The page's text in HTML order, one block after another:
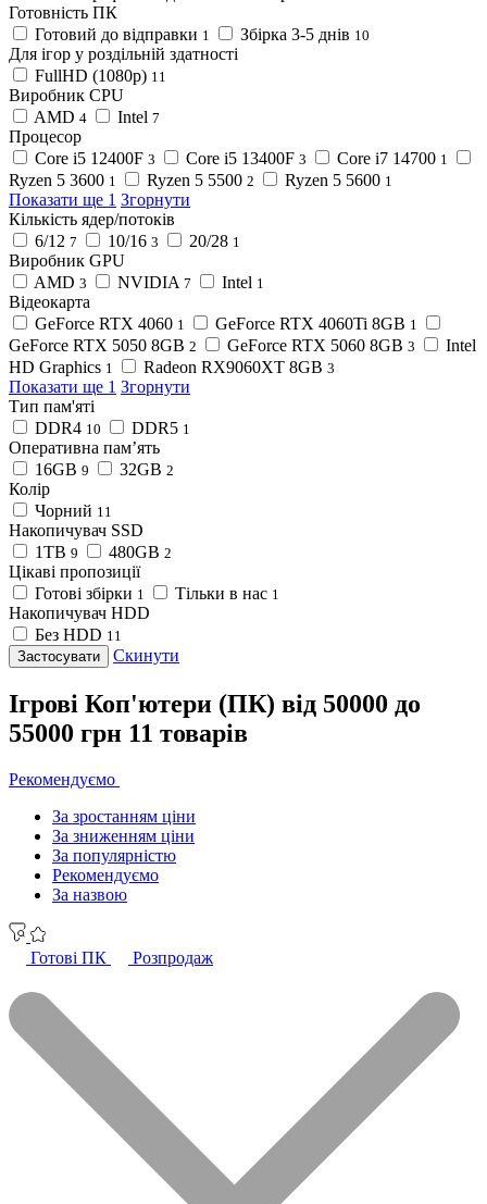
Готовність ПК
Готовий до відправки 1 Збірка 3-5 днів 10
Для ігор у роздільній здатності
FullHD (1080p) 11
Виробник CPU
AMD 4 Intel 7
Процесор
Core i5 12400F 3 Core i5 13400F 3 Core i7 14700 1
Ryzen 5 3600 1 Ryzen 5 5500 2 Ryzen 5 5600 1
Показати ще 1 Згорнути
Кількість ядер/потоків
6/12 7 10/16 3 20/28 1
Виробник GPU
AMD 3 NVIDIA 7 Intel 1
Відеокарта
GeForce RTX 4060 1 GeForce RTX 4060Ti 8GB 1
GeForce RTX 5050 8GB 2 GeForce RTX 5060 8GB 3
Intel
HD Graphics 1 Radeon RX9060XT 8GB 3
Показати ще 1 Згорнути
Тип пам'яті
DDR4 10 DDR5 1
Оперативна пам’ять
16GB 9 32GB 2
Колір
Чорний 11
Накопичувач SSD
1TB 9 480GB 2
Цікаві пропозиції
Готові збірки 1 Тільки в нас 1
Накопичувач HDD
Без HDD 11
Застосувати
Скинути
Ігрові Коп'ютери (ПК) від 50000 до
55000 грн 11 товарів
Рекомендуємо
За зростанням ціни
За зниженням ціни
За популярністю
Рекомендуємо
За назвою
Готові ПК Розпродаж